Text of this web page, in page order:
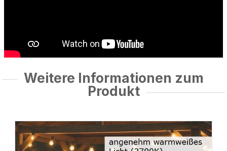
Weitere Informationen zum
Produkt